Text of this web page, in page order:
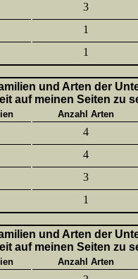
3
1
1
und Arten der
auf meinen Seiten zu
Anzahl Arten
4
4
3
1
und Arten der
auf meinen Seiten zu
Anzahl Arten